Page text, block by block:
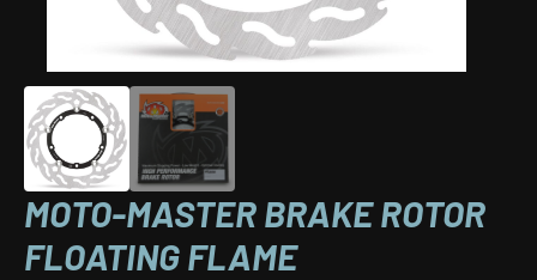
MOTO-MASTER BRAKE ROTOR
FLOATING FLAME